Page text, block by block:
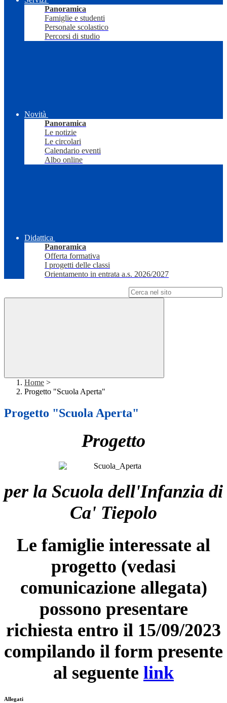
Panoramica
Famiglie e studenti
Personale scolastico
Percorsi di studio
Novità
Panoramica
Le notizie
Le circolari
Calendario eventi
Albo online
Didattica
Panoramica
Offerta formativa
I progetti delle classi
Orientamento in entrata a.s. 2026/2027
Home >
Progetto "Scuola Aperta"
Progetto "Scuola Aperta"
Progetto
per la Scuola dell'Infanzia di
Ca' Tiepolo
Le famiglie interessate al
progetto (vedasi
comunicazione allegata)
possono presentare
richiesta entro il 15/09/2023
compilando il form presente
al seguente link
Allegati